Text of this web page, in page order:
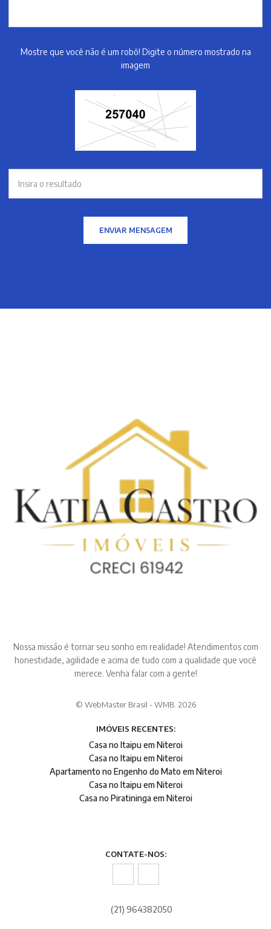
Mostre que você não é um robô! Digite o número mostrado na
imagem
ENVIAR MENSAGEM
Nossa missão é tornar seu sonho em realidade! Atendimentos com
honestidade, agilidade e acima de tudo com a qualidade que você
merece. Venha falar com a gente!
© WebMaster Brasil - WMB. 2026
IMÓVEIS RECENTES:
Casa no Itaipu em Niteroi
Casa no Itaipu em Niteroi
Apartamento no Engenho do Mato em Niteroi
Casa no Itaipu em Niteroi
Casa no Piratininga em Niteroi
CONTATE-NOS:
(21) 964382050